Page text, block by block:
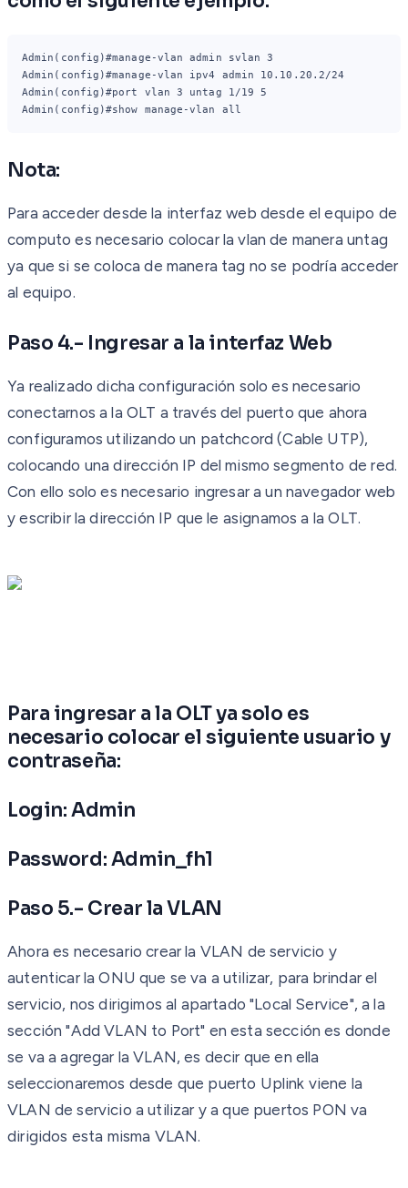
Admin(config)#manage-vlan admin svlan 3
Admin(config)#manage-vlan ipv4 admin 10.10.20.2/24
Admin(config)#port vlan 3 untag 1/19 5
Admin(config)#show manage-vlan all
Nota:
Para acceder desde la interfaz web desde el equipo de
computo es necesario colocar la vlan de manera untag
ya que si se coloca de manera tag no se podría acceder
al equipo.
Paso 4.- Ingresar a la interfaz Web
Ya realizado dicha configuración solo es necesario
conectarnos a la OLT a través del puerto que ahora
configuramos utilizando un patchcord (Cable UTP),
colocando una dirección IP del mismo segmento de red.
Con ello solo es necesario ingresar a un navegador web
y escribir la dirección IP que le asignamos a la OLT.
Para ingresar a la OLT ya solo es
necesario colocar el siguiente usuario y
contraseña:
Login: Admin
Password: Admin_fh1
Paso 5.- Crear la VLAN
Ahora es necesario crear la VLAN de servicio y
autenticar la ONU que se va a utilizar, para brindar el
servicio, nos dirigimos al apartado "Local Service", a la
sección "Add VLAN to Port" en esta sección es donde
se va a agregar la VLAN, es decir que en ella
seleccionaremos desde que puerto Uplink viene la
VLAN de servicio a utilizar y a que puertos PON va
dirigidos esta misma VLAN.